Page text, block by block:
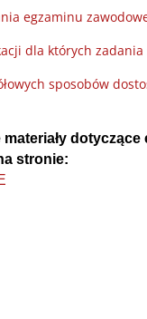
egzaminu
dla których zadania
sposobów
stronie: